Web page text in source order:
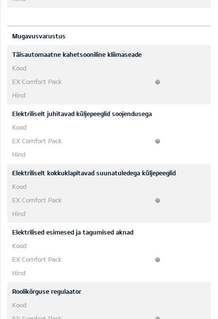
Mugavusvarustus
Täisautomaatne kahetsooniline kliimaseade
Elektriliselt juhitavad küljepeeglid soojendusega
Elektriliselt kokkuklapitavad suunatuledega küljepeeglid
Elektrilised esimesed ja tagumised aknad
Roolikõrguse regulaator